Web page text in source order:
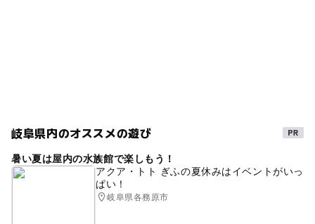
岐阜県内のオススメの遊び
暑い夏は屋内の水族館で楽しもう！
アクア・トト ぎふの夏休みはイベントがいっ
ぱい！
岐阜県各務原市